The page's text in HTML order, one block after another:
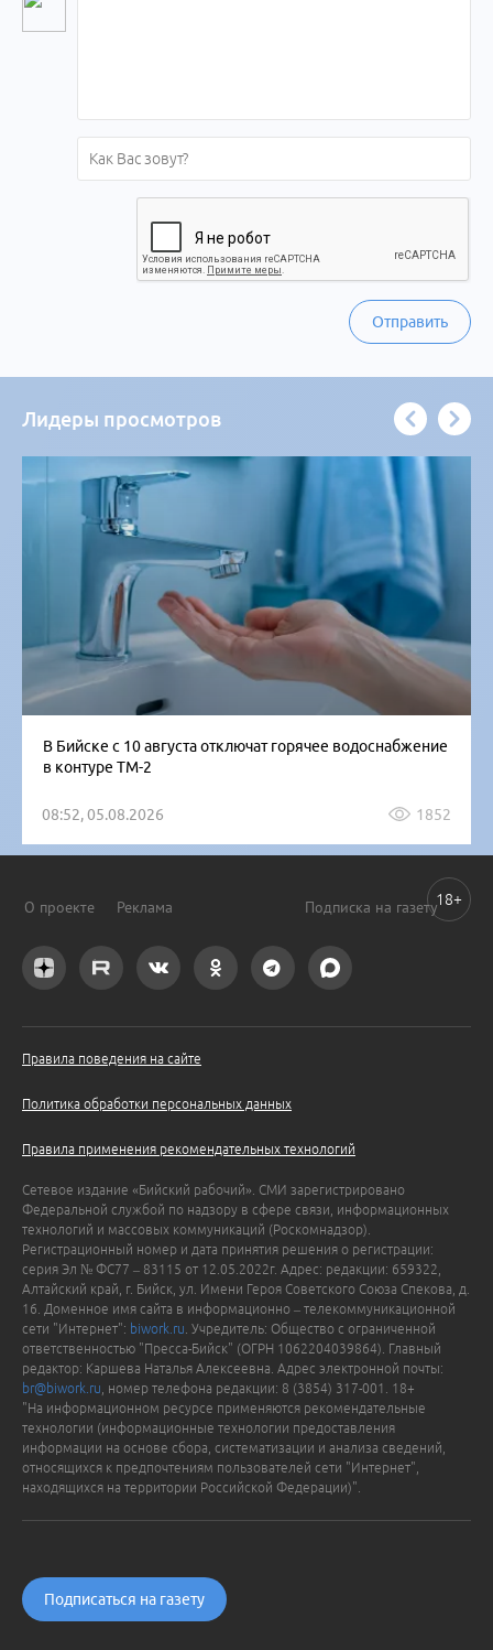
Отправить
Лидеры просмотров
В Бийске с 10 августа отключат горячее водоснабжение
в контуре ТМ-2
08:52, 05.08.2026 1852
О проекте Реклама Подписка на газету
Правила поведения на сайте
Политика обработки персональных данных
Правила применения рекомендательных технологий
Сетевое издание «Бийский рабочий». СМИ зарегистрировано
Федеральной службой по надзору в сфере связи, информационных
технологий и массовых коммуникаций (Роскомнадзор).
Регистрационный номер и дата принятия решения о регистрации:
серия Эл № ФС77 – 83115 от 12.05.2022г. Адрес: редакции: 659322,
Алтайский край, г. Бийск, ул. Имени Героя Советского Союза Спекова, д.
16. Доменное имя сайта в информационно – телекоммуникационной
сети "Интернет": biwork.ru . Учредитель: Общество с ограниченной
ответственностью "Пресса-Бийск" (ОГРН 1062204039864). Главный
редактор: Каршева Наталья Алексеевна. Адрес электронной почты:
br@biwork.ru , номер телефона редакции: 8 (3854) 317-001. 18+
"На информационном ресурсе применяются рекомендательные
технологии (информационные технологии предоставления
информации на основе сбора, систематизации и анализа сведений,
относящихся к предпочтениям пользователей сети "Интернет",
находящихся на территории Российской Федерации)".
Подписаться на газету
18+